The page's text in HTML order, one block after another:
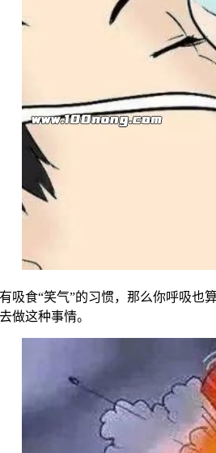
吸食“笑气”的习惯，那么你呼吸
做这种事情。